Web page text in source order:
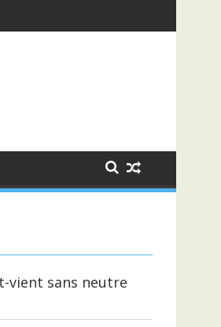
vient sans neutre